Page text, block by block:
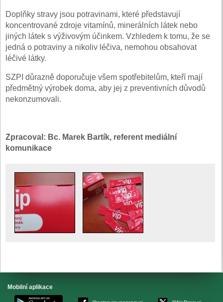
Doplňky stravy jsou potravinami, které představují
koncentrované zdroje vitamínů, minerálních látek nebo
jiných látek s výživovým účinkem. Vzhledem k tomu, že se
jedná o potraviny a nikoliv léčiva, nemohou obsahovat
léčivé látky.
SZPI důrazně doporučuje všem spotřebitelům, kteří mají
předmětný výrobek doma, aby jej z preventivních důvodů
nekonzumovali.
Zpracoval: Bc. Marek Bartík, referent mediální
komunikace
Mobilní aplikace